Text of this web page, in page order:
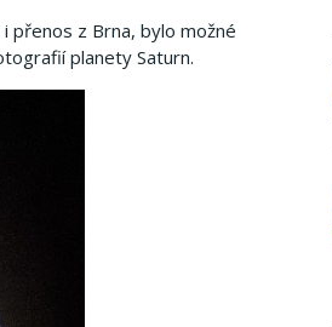
přenos z Brna, bylo možné
planety Saturn.